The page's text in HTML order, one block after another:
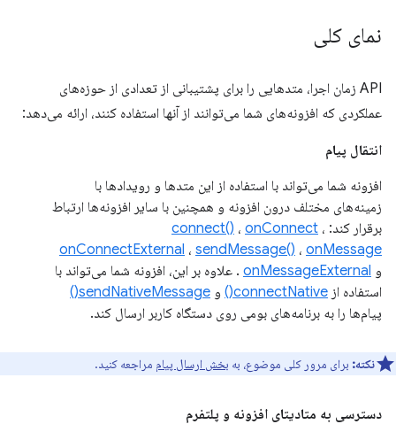
نمای کلی
API زمان اجرا، متدهایی را برای پشتیبانی از تعدادی از حوزه‌های
عملکردی که افزونه‌های شما می‌توانند از آنها استفاده کنند، ارائه می‌دهد:
انتقال پیام
افزونه شما می‌تواند با استفاده از این متدها و رویدادها با
زمینه‌های مختلف درون افزونه و همچنین با سایر افزونه‌ها ارتباط
برقرار کند:
connect() ، onConnect ،
onConnectExternal ، sendMessage() ، onMessage
و onMessageExternal . علاوه بر این، افزونه شما می‌تواند با
استفاده از connectNative() و sendNativeMessage()
پیام‌ها را به برنامه‌های بومی روی دستگاه کاربر ارسال کند.
نکته: برای مرور کلی موضوع، به بخش ارسال پیام مراجعه کنید.
دسترسی به متادیتای افزونه و پلتفرم